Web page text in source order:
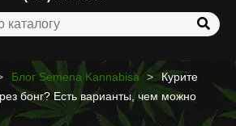
Блог Semena Kannabisa
Курите
бонг? Есть варианты, чем можно